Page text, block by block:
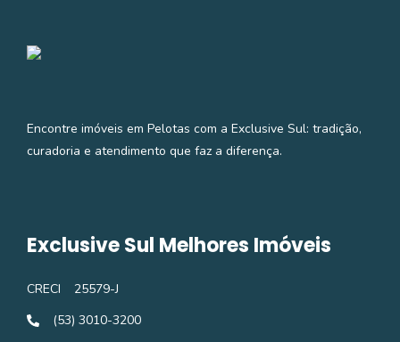
Encontre imóveis em Pelotas com a Exclusive Sul: tradição,
curadoria e atendimento que faz a diferença.
Exclusive Sul Melhores Imóveis
CRECI
25579-J
(53) 3010-3200